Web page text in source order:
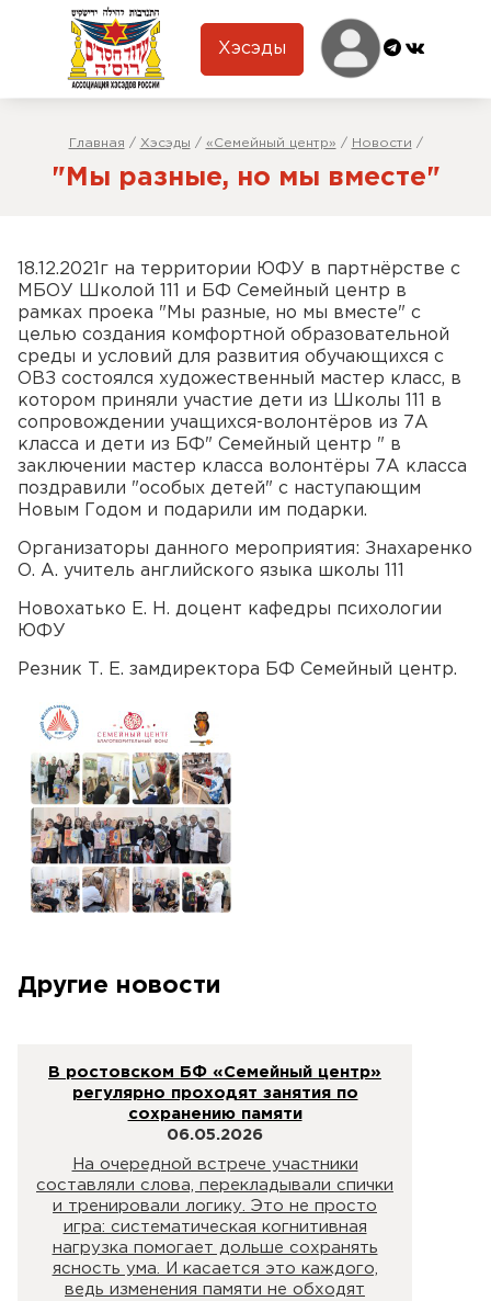
Хэсэды
Главная / Хэсэды / «Семейный центр» / Новости /
"Мы разные, но мы вместе"
18.12.2021г на территории ЮФУ в партнёрстве с
МБОУ Школой 111 и БФ Семейный центр в
рамках проека "Мы разные, но мы вместе" с
целью создания комфортной образовательной
среды и условий для развития обучающихся с
ОВЗ состоялся художественный мастер класс, в
котором приняли участие дети из Школы 111 в
сопровождении учащихся-волонтёров из 7А
класса и дети из БФ" Семейный центр " в
заключении мастер класса волонтёры 7А класса
поздравили "особых детей" с наступающим
Новым Годом и подарили им подарки.
Организаторы данного мероприятия: Знахаренко
О. А. учитель английского языка школы 111
Новохатько Е. Н. доцент кафедры психологии
ЮФУ
Резник Т. Е. замдиректора БФ Семейный центр.
Другие новости
В ростовском БФ «Семейный центр»
регулярно проходят занятия по
сохранению памяти
06.05.2026
На очередной встрече участники
составляли слова, перекладывали спички
и тренировали логику. Это не просто
игра: систематическая когнитивная
нагрузка помогает дольше сохранять
ясность ума. И касается это каждого,
ведь изменения памяти не обходят